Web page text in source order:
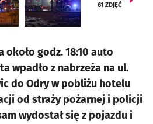
61 ZDJĘĆ
około godz. 18:10 auto
wpadło z nabrzeża na ul.
do Odry w pobliżu hotelu
od straży pożarnej i policji
wydostał się z pojazdu i